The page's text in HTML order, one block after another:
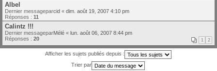
Albel
Dernier messageparcid « dim. août 19, 2007 4:10 pm
Réponses : 11
Calintz !!!
Dernier messageparMélé « lun. août 06, 2007 8:44 pm
Réponses : 20 1 2
Afficher les sujets publiés depuis :
Trier par